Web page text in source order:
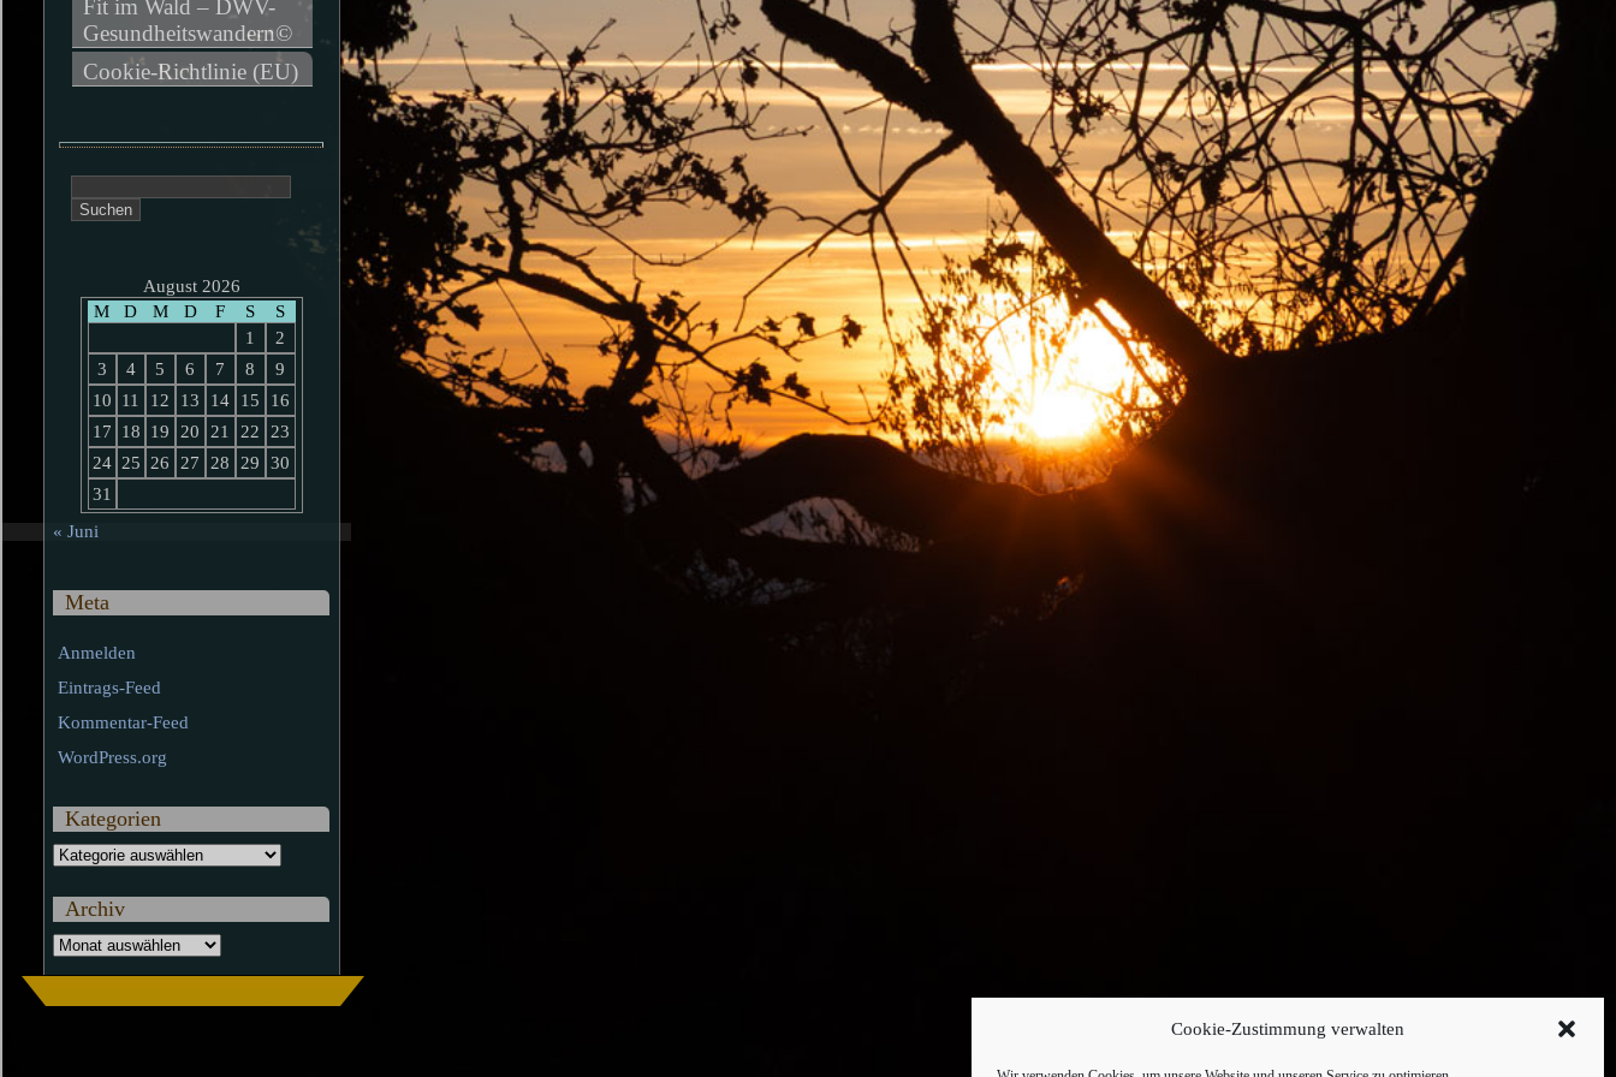
Cookie-Zustimmung verwalten
Fit im Wald – DWV-
Gesundheitswandern©
Cookie-Richtlinie (EU)
nach:
August 2026
M
D M D F S
S
1
2
3
4 5 6 7 8
9
10
11 12 13 14 15
16
17
18 19 20 21 22
23
24 25 26 27 28 29
30
31
« Juni
Meta
Anmelden
Eintrags-Feed
Kommentar-Feed
WordPress.org
Kategorien
Kategorien
Archiv
Archiv